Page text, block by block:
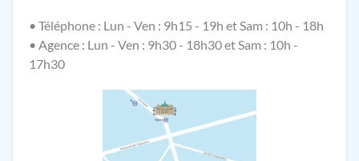
• Téléphone : Lun - Ven : 9h15 - 19h et Sam : 10h - 18h
• Agence : Lun - Ven : 9h30 - 18h30 et Sam : 10h -
17h30